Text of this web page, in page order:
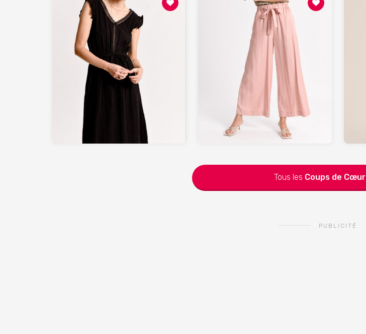
88.8
MOLLYBRACKEN.fr MOLLYBRACKEN.fr
Tous les Coups de Cœur
PUBLICITÉ